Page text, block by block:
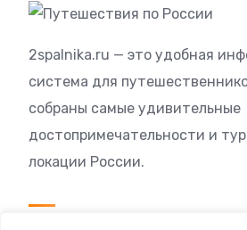
2spalnika.ru — это удобная
система для
собраны самые удивительные
достопримечательности и
локации России.